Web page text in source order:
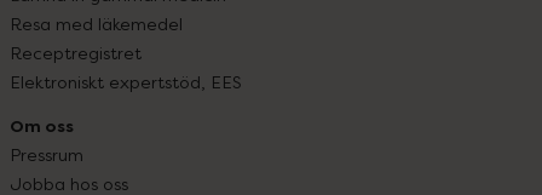
Resa med läkemedel
Receptregistret
Elektroniskt expertstöd, EES
Om oss
Pressrum
Jobba hos oss